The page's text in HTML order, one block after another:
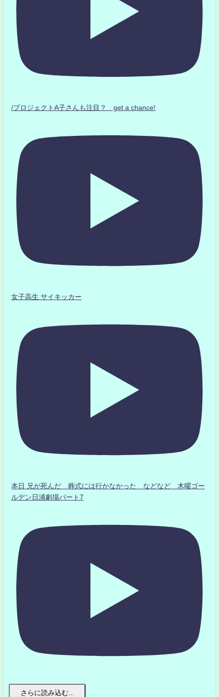
/プロジェクトA子さんも注目？ get a chance!
女子高生 サイキッカー
本日 兄が死んだ 葬式には行かなかった などなど 木曜ゴー
ルデン日浦劇場パート7
さらに読み込む...